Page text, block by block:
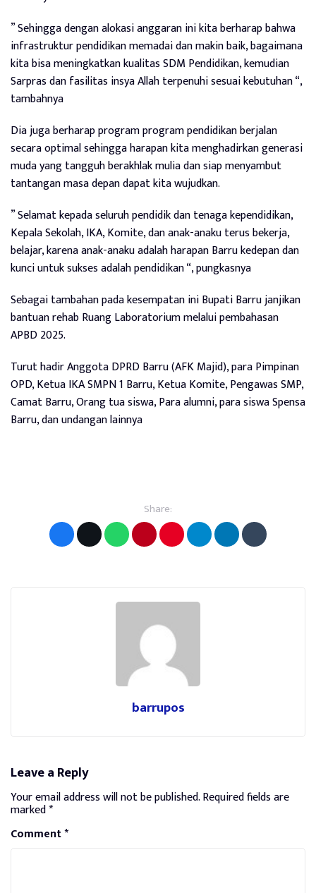
” Sehingga dengan alokasi anggaran ini kita berharap bahwa
infrastruktur pendidikan memadai dan makin baik, bagaimana
kita bisa meningkatkan kualitas SDM Pendidikan, kemudian
Sarpras dan fasilitas insya Allah terpenuhi sesuai kebutuhan “,
tambahnya
Dia juga berharap program program pendidikan berjalan
secara optimal sehingga harapan kita menghadirkan generasi
muda yang tangguh berakhlak mulia dan siap menyambut
tantangan masa depan dapat kita wujudkan.
” Selamat kepada seluruh pendidik dan tenaga kependidikan,
Kepala Sekolah, IKA, Komite, dan anak-anaku terus bekerja,
belajar, karena anak-anaku adalah harapan Barru kedepan dan
kunci untuk sukses adalah pendidikan “, pungkasnya
Sebagai tambahan pada kesempatan ini Bupati Barru janjikan
bantuan rehab Ruang Laboratorium melalui pembahasan
APBD 2025.
Turut hadir Anggota DPRD Barru (AFK Majid), para Pimpinan
OPD, Ketua IKA SMPN 1 Barru, Ketua Komite, Pengawas SMP,
Camat Barru, Orang tua siswa, Para alumni, para siswa Spensa
Barru, dan undangan lainnya
Share:
barrupos
Leave a Reply
Your email address will not be published.Required fields are
marked*
Comment*